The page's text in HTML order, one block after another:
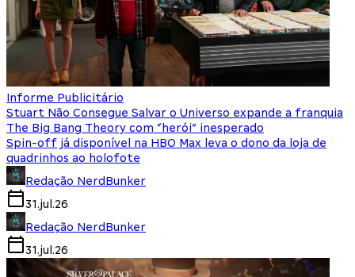
Informe Publicitário
Stuart Não Consegue Salvar o Universo expande a franquia
The Big Bang Theory com “herói” inesperado
Spin-off já disponível na HBO Max leva o dono da loja de
quadrinhos ao holofote
Redação NerdBunker
31.jul.26
Redação NerdBunker
31.jul.26